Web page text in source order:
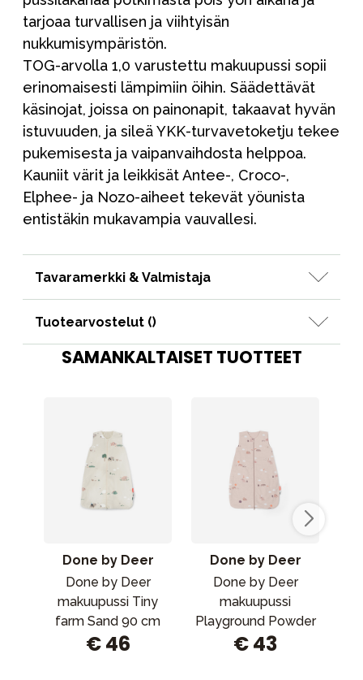
tarjoaa turvallisen ja viihtyisän
nukkumisympäristön.
TOG-arvolla 1,0 varustettu makuupussi sopii
erinomaisesti lämpimiin öihin. Säädettävät
käsinojat, joissa on painonapit, takaavat hyvän
istuvuuden, ja sileä YKK-turvavetoketju tekee
pukemisesta ja vaipanvaihdosta helppoa.
Kauniit värit ja leikkisät Antee-, Croco-,
Elphee- ja Nozo-aiheet tekevät yöunista
entistäkin mukavampia vauvallesi.
Tavaramerkki & Valmistaja
Tuotearvostelut ()
SAMANKALTAISET TUOTTEET
Done by Deer
Done by Deer
makuupussi Tiny
farm Sand 90 cm
€ 46
Done by Deer
Done by Deer
makuupussi
Playground Powder
70 cm
€ 43